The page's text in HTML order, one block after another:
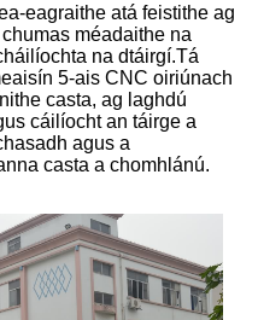
eagraithe atá feistithe ag
méadaithe na
na dtáirgí.Tá
5-ais CNC oiriúnach
casta, ag laghdú
cáilíocht an táirge a
agus a
casta a chomhlánú.